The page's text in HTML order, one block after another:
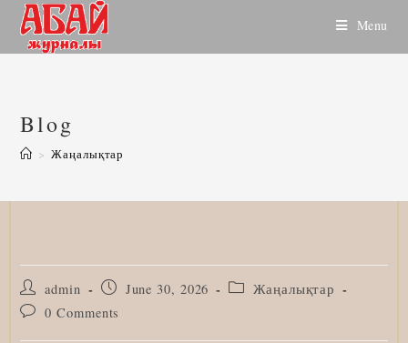
Skip
content
Menu
Blog
> Жаңалықтар
Post
author:
admin
Post
published:
June 30, 2026
Post Жаңалықтар
Post0 Comments